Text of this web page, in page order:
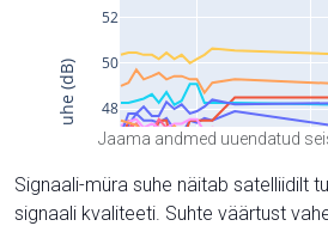
Jaama andmed uuendatud
Signaali-müra suhe näitab satelliidilt
signaali kvaliteeti. Suhte väärtust